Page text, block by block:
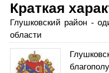
Краткая
Глушковский район -
области